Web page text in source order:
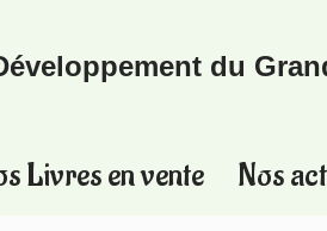
du
Livres en vente Nos